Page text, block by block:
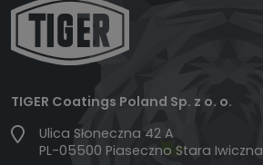
TIGER Coatings Poland Sp. z o. o.
Ulica Słoneczna 42 A
PL-05500 Piaseczno Stara Iwiczna